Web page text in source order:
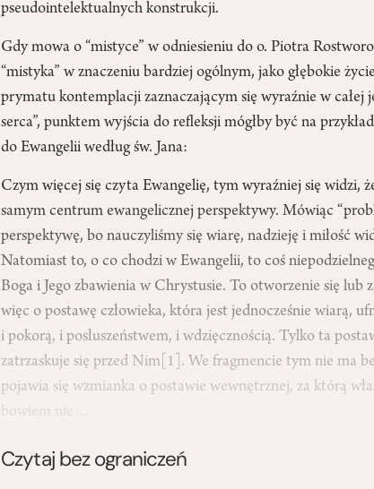
pseudointelektualnych konstrukcji.
Gdy mowa o “mistyce” w odniesieniu do o. Piotra
“mistyka” w znaczeniu bardziej ogólnym, jako głębokie
prymatu kontemplacji zaznaczającym się wyraźnie w całej
serca”, punktem wyjścia do refleksji mógłby być na
do Ewangelii według św. Jana:
Czym więcej się czyta Ewangelię, tym wyraźniej się widzi,
samym centrum ewangelicznej perspektywy. Mówiąc
perspektywę, bo nauczyliśmy się wiarę, nadzieję i miłość
Natomiast to, o co chodzi w Ewangelii, to coś
Boga i Jego zbawienia w Chrystusie. To otworzenie się lub
więc o postawę człowieka, która jest jednocześnie wiarą,
i pokorą, i posłuszeństwem, i wdzięcznością. Tylko ta
zatrzaskuje się przed Nim [1] . We fragmencie tym nie ma
pojawia się wzmianka o postawie wewnętrznej, za którą
bowiem nie…
Czytaj bez ograniczeń